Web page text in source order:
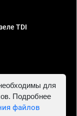
TDI
для
Подробнее
файлов